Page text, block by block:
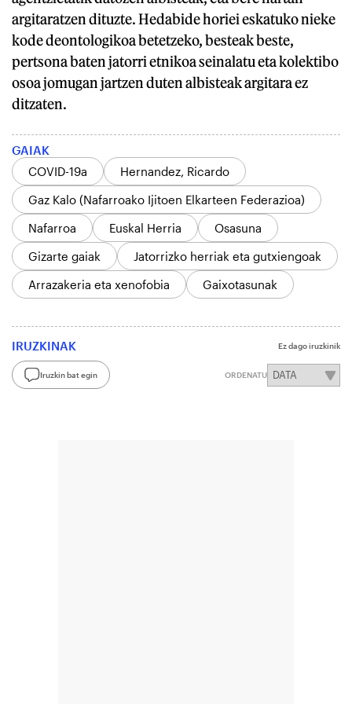
argitaratzen dituzte. Hedabide horiei eskatuko nieke
kode deontologikoa betetzeko, besteak beste,
pertsona baten jatorri etnikoa seinalatu eta kolektibo
osoa jomugan jartzen duten albisteak argitara ez
ditzaten.
GAIAK
COVID-19a
Hernandez, Ricardo
Gaz Kalo (Nafarroako Ijitoen Elkarteen Federazioa)
Nafarroa
Euskal Herria
Osasuna
Gizarte gaiak
Jatorrizko herriak eta gutxiengoak
Arrazakeria eta xenofobia
Gaixotasunak
IRUZKINAK Ez dago iruzkinik
Iruzkin bat egin ORDENATU